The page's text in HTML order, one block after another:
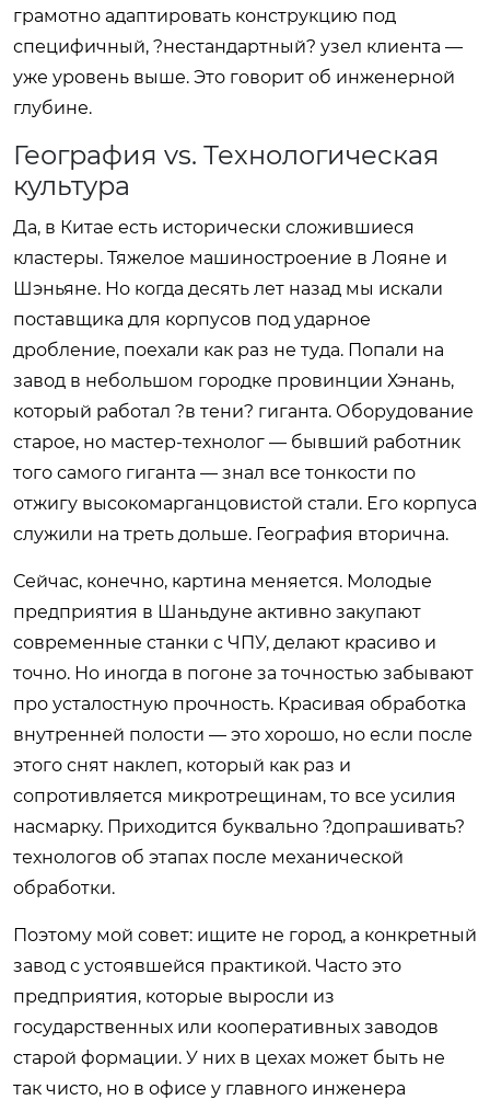
грамотно адаптировать конструкцию под
специфичный, ?нестандартный? узел клиента —
уже уровень выше. Это говорит об инженерной
глубине.
География vs. Технологическая
культура
Да, в Китае есть исторически сложившиеся
кластеры. Тяжелое машиностроение в Лояне и
Шэньяне. Но когда десять лет назад мы искали
поставщика для корпусов под ударное
дробление, поехали как раз не туда. Попали на
завод в небольшом городке провинции Хэнань,
который работал ?в тени? гиганта. Оборудование
старое, но мастер-технолог — бывший работник
того самого гиганта — знал все тонкости по
отжигу высокомарганцовистой стали. Его корпуса
служили на треть дольше. География вторична.
Сейчас, конечно, картина меняется. Молодые
предприятия в Шаньдуне активно закупают
современные станки с ЧПУ, делают красиво и
точно. Но иногда в погоне за точностью забывают
про усталостную прочность. Красивая обработка
внутренней полости — это хорошо, но если после
этого снят наклеп, который как раз и
сопротивляется микротрещинам, то все усилия
насмарку. Приходится буквально ?допрашивать?
технологов об этапах после механической
обработки.
Поэтому мой совет: ищите не город, а конкретный
завод с устоявшейся практикой. Часто это
предприятия, которые выросли из
государственных или кооперативных заводов
старой формации. У них в цехах может быть не
так чисто, но в офисе у главного инженера